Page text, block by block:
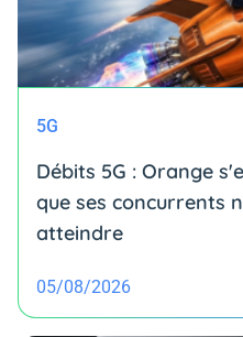
5G
Débits 5G : Orange
que ses concurrents
atteindre
05/08/2026